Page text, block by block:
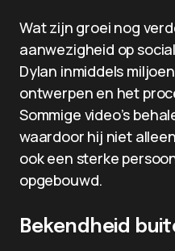
Wat zijn groei nog
aanwezigheid op
Dylan inmiddels
ontwerpen en het
Sommige video’s
waardoor hij niet
ook een sterke
opgebouwd.
Bekendheid